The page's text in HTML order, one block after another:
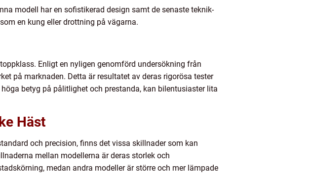
modell har en sofistikerad design samt de senaste teknik-
en kung eller drottning på vägarna.
Enligt en nyligen genomförd undersökning från
på marknaden. Detta är resultatet av deras rigorösa tester
betyg på pålitlighet och prestanda, kan bilentusiaster lita
Häst
och precision, finns det vissa skillnader som kan
mellan modellerna är deras storlek och
medan andra modeller är större och mer lämpade